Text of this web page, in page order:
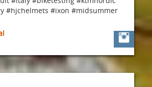
#hjchelmets #ixon #midsummer